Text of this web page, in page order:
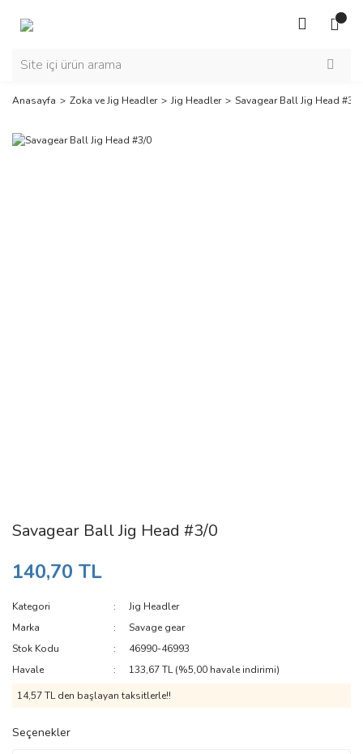
Anasayfa Zoka ve Jig Headler Jig Headler Savagear Ball Jig Head #3/0
Savagear Ball Jig Head #3/0
140,70 TL
Kategori
Jig Headler
Marka
Savage gear
Stok Kodu
46990-46993
Havale
133,67 TL (%5,00 havale indirimi)
14,57 TL den başlayan taksitlerle!!
Seçenekler